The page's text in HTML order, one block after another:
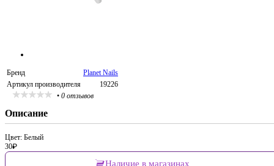
Бренд
Planet Nails
Артикул производителя
19226
• 0 отзывов
Описание
Цвет: Белый
30₽
Наличие в магазинах